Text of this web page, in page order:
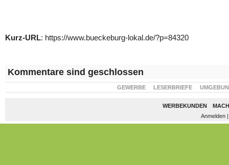
Kurz-URL: https://www.bueckeburg-lokal.de/?p=84320
Kommentare sind geschlossen
GEWERBE LESERBRIEFE
WERBEKUNDEN
Anmelden|